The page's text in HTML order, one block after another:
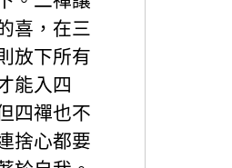
喜，在三
放下所有
能入四
四禪也不
捨心都要